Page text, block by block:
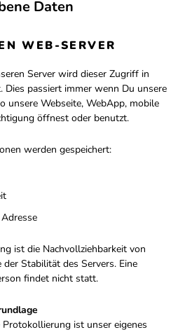
Daten
WEB-SERVER
Server wird dieser Zugriff in
passiert immer wenn Du unsere
unsere Webseite, WebApp, mobile
öffnest oder benutzt.
werden gespeichert:
ist die Nachvollziehbarkeit von
Stabilität des Servers. Eine
findet nicht statt.
ist unser eigenes